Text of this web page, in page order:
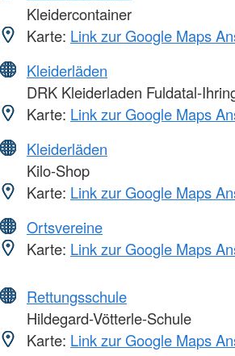
Kleidercontainer
Karte: Link zur Google Maps
Kleiderläden
DRK Kleiderladen Fuldatal-
Karte: Link zur Google Maps
Kleiderläden
Kilo-Shop
Karte: Link zur Google Maps
Ortsvereine
Karte: Link zur Google Maps
Rettungsschule
Hildegard-Vötterle-Schule
Karte: Link zur Google Maps